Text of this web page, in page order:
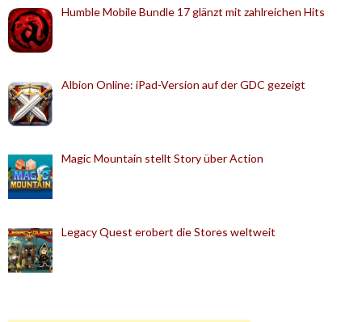
Humble Mobile Bundle 17 glänzt mit zahlreichen Hits
Albion Online: iPad-Version auf der GDC gezeigt
Magic Mountain stellt Story über Action
Legacy Quest erobert die Stores weltweit